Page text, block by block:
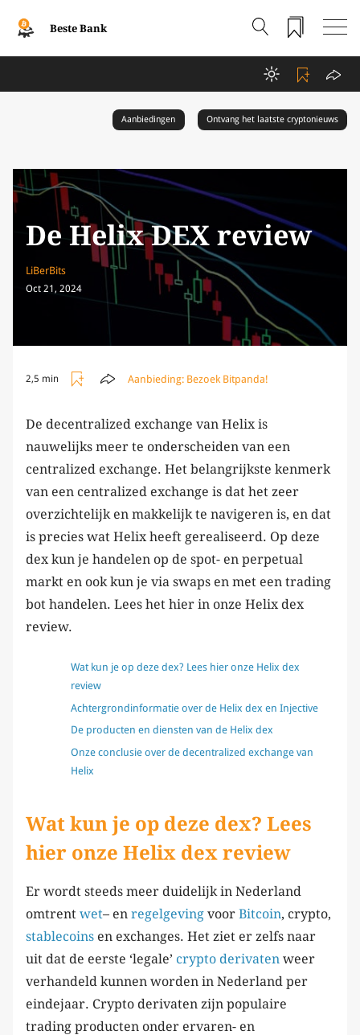
Beste Bank
Aanbiedingen Ontvang het laatste cryptonieuws
De Helix DEX review
LiBerBits
Oct 21, 2024
2,5 min Aanbieding: Bezoek Bitpanda!
De decentralized exchange van Helix is
nauwelijks meer te onderscheiden van een
centralized exchange. Het belangrijkste kenmerk
van een centralized exchange is dat het zeer
overzichtelijk en makkelijk te navigeren is, en dat
is precies wat Helix heeft gerealiseerd. Op deze
dex kun je handelen op de spot- en perpetual
markt en ook kun je via swaps en met een trading
bot handelen. Lees het hier in onze Helix dex
review.
Wat kun je op deze dex? Lees hier onze Helix dex
review
Achtergrondinformatie over de Helix dex en Injective
De producten en diensten van de Helix dex
Onze conclusie over de decentralized exchange van
Helix
Wat kun je op deze dex? Lees
hier onze Helix dex review
Er wordt steeds meer duidelijk in Nederland
omtrent wet– en regelgeving voor Bitcoin, crypto,
stablecoins en exchanges. Het ziet er zelfs naar
uit dat de eerste ‘legale’ crypto derivaten weer
verhandeld kunnen worden in Nederland per
eindejaar. Crypto derivaten zijn populaire
trading producten onder ervaren- en